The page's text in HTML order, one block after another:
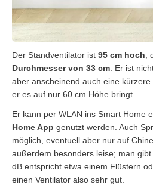
Der Standventilator ist 95 cm hoch
Durchmesser von 33 cm . Er ist
aber anscheinend auch eine
er es auf nur 60 cm Höhe bringt.
Er kann per WLAN ins Smart Home
Home App genutzt werden. Auch
möglich, eventuell aber nur auf
außerdem besonders leise; man gibt
dB entspricht etwa einem Flüstern
einen Ventilator also sehr gut.